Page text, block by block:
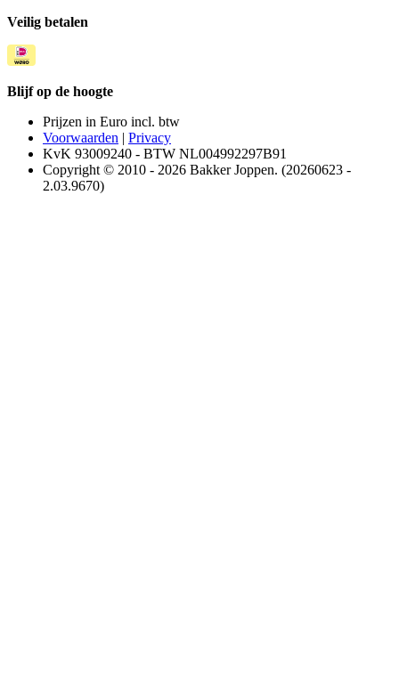
Veilig betalen
Blijf op de hoogte
Prijzen in Euro incl. btw
Voorwaarden | Privacy
KvK 93009240 - BTW NL004992297B91
Copyright © 2010 - 2026 Bakker Joppen. (20260623 -
2.03.9670)